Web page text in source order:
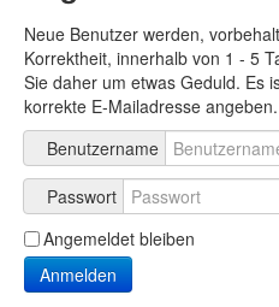
Neue Benutzer werden,
Korrektheit, innerhalb von 1 - 5
Sie daher um etwas Geduld. Es
korrekte E-Mailadresse angeben.
Benutzername
Passwort
Angemeldet bleiben
Anmelden